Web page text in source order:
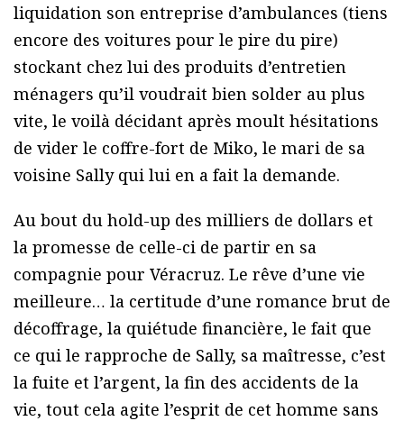
liquidation son entreprise d’ambulances (tiens
encore des voitures pour le pire du pire)
stockant chez lui des produits d’entretien
ménagers qu’il voudrait bien solder au plus
vite, le voilà décidant après moult hésitations
de vider le coffre-fort de Miko, le mari de sa
voisine Sally qui lui en a fait la demande.
Au bout du hold-up des milliers de dollars et
la promesse de celle-ci de partir en sa
compagnie pour Véracruz. Le rêve d’une vie
meilleure… la certitude d’une romance brut de
décoffrage, la quiétude financière, le fait que
ce qui le rapproche de Sally, sa maîtresse, c’est
la fuite et l’argent, la fin des accidents de la
vie, tout cela agite l’esprit de cet homme sans